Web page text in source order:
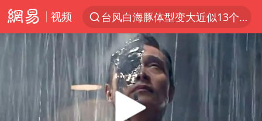
视频
台风白海豚体型变大近似13个浙江面积
夜幕落下 运动上场
改名后的“青海拉面”店
段绚竞因公牺牲 年仅44岁